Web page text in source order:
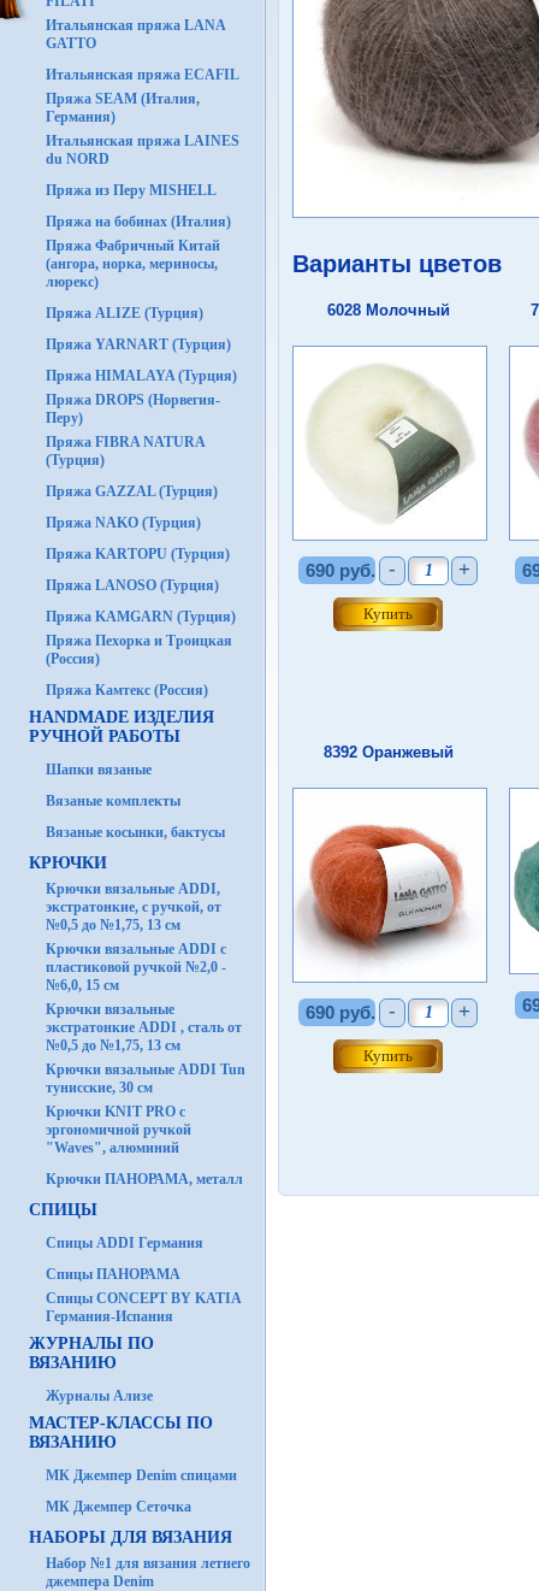
Итальянская пряжа LANA
GATTO
Итальянская пряжа ECAFIL
Пряжа SEAM (Италия,
Германия)
Итальянская пряжа LAINES
du NORD
Пряжа из Перу MISHELL
Пряжа на бобинах (Италия)
Пряжа Фабричный Китай
(ангора, норка, мериносы,
люрекс)
Пряжа ALIZE (Турция)
Пряжа YARNART (Турция)
Пряжа HIMALAYA (Турция)
Пряжа DROPS (Норвегия-
Перу)
Пряжа FIBRA NATURA
(Турция)
Пряжа GAZZAL (Турция)
Пряжа NAKO (Турция)
Пряжа KARTOPU (Турция)
Пряжа LANOSO (Турция)
Пряжа KAMGARN (Турция)
Пряжа Пехорка и Троицкая
(Россия)
Пряжа Камтекс (Россия)
HANDMADE ИЗДЕЛИЯ
РУЧНОЙ РАБОТЫ
Шапки вязаные
Вязаные комплекты
Вязаные косынки, бактусы
КРЮЧКИ
Крючки вязальные ADDI,
экстратонкие, с ручкой, от
№0,5 до №1,75, 13 см
Крючки вязальные ADDI с
пластиковой ручкой №2,0 -
№6,0, 15 см
Крючки вязальные
экстратонкие ADDI , сталь от
№0,5 до №1,75, 13 см
Крючки вязальные ADDI Tun
тунисские, 30 см
Крючки KNIT PRO с
эргономичной ручкой
"Waves", алюминий
Крючки ПАНОРАМА, металл
СПИЦЫ
Спицы ADDI Германия
Спицы ПАНОРАМА
Спицы CONCEPT BY KATIA
Германия-Испания
ЖУРНАЛЫ ПО
ВЯЗАНИЮ
Журналы Ализе
МАСТЕР-КЛАССЫ ПО
ВЯЗАНИЮ
МК Джемпер Denim спицами
МК Джемпер Сеточка
НАБОРЫ ДЛЯ ВЯЗАНИЯ
Набор №1 для вязания летнего
джемпера Denim
Варианты цветов
6028 Молочный
690 руб. - +
8392 Оранжевый
690 руб. - +